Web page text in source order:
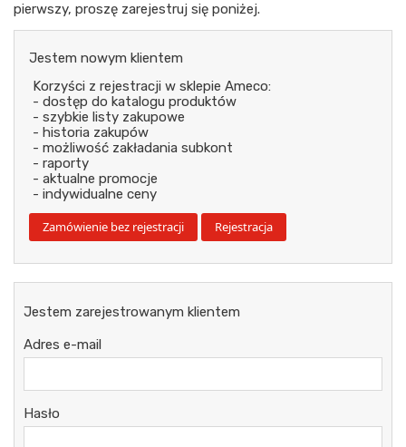
pierwszy, proszę zarejestruj się poniżej.
Jestem nowym klientem
Korzyści z rejestracji w sklepie Ameco:
- dostęp do katalogu produktów
- szybkie listy zakupowe
- historia zakupów
- możliwość zakładania subkont
- raporty
- aktualne promocje
- indywidualne ceny
Jestem zarejestrowanym klientem
Adres e-mail
Hasło